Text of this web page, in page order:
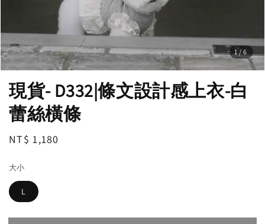
1 /6
現貨- D332|條文設計感上衣-白
蕾絲橫條
Regular
NT$ 1,180
大小
L